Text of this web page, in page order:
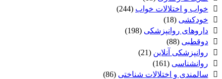
خواب و اختلالات خواب (244)
خودکشی (18)
داروهای روانپزشکی (198)
دوقطبی (88)
روانپزشکی آنلاین (21)
روانشناسی (161)
سالمندی و اختلالات شناختی (86)